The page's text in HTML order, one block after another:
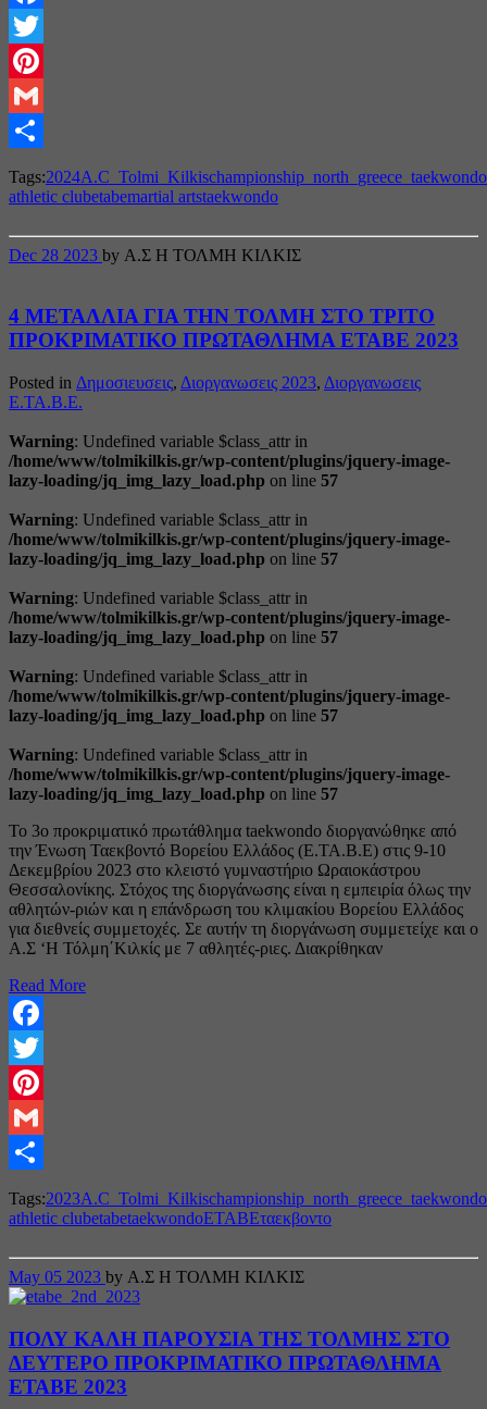
Facebook
Twitter
Pinterest
Gmail
Tags:2024A.C_Tolmi_Kilkischampionship_north_greece_taekwondo
athletic clubetabemartial artstaekwondo
Dec 28 2023 by Α.Σ Η ΤΟΛΜΗ ΚΙΛΚΙΣ
4 ΜΕΤΑΛΛΙΑ ΓΙΑ ΤΗΝ ΤΟΛΜΗ ΣΤΟ ΤΡΙΤΟ
ΠΡΟΚΡΙΜΑΤΙΚΟ ΠΡΩΤΑΘΛΗΜΑ ΕΤΑΒΕ 2023
Posted in Δημοσιευσεις, Διοργανωσεις 2023, Διοργανωσεις
Ε.ΤΑ.Β.Ε.
Warning: Undefined variable $class_attr in
/home/www/tolmikilkis.gr/wp-content/plugins/jquery-image-
lazy-loading/jq_img_lazy_load.php on line 57
Warning: Undefined variable $class_attr in
/home/www/tolmikilkis.gr/wp-content/plugins/jquery-image-
lazy-loading/jq_img_lazy_load.php on line 57
Warning: Undefined variable $class_attr in
/home/www/tolmikilkis.gr/wp-content/plugins/jquery-image-
lazy-loading/jq_img_lazy_load.php on line 57
Warning: Undefined variable $class_attr in
/home/www/tolmikilkis.gr/wp-content/plugins/jquery-image-
lazy-loading/jq_img_lazy_load.php on line 57
Warning: Undefined variable $class_attr in
/home/www/tolmikilkis.gr/wp-content/plugins/jquery-image-
lazy-loading/jq_img_lazy_load.php on line 57
Το 3ο προκριματικό πρωτάθλημα taekwondo διοργανώθηκε από
την Ένωση Ταεκβοντό Βορείου Ελλάδος (Ε.ΤΑ.Β.Ε) στις 9-10
Δεκεμβρίου 2023 στο κλειστό γυμναστήριο Ωραιοκάστρου
Θεσσαλονίκης. Στόχος της διοργάνωσης είναι η εμπειρία όλως την
αθλητών-ριών και η επάνδρωση του κλιμακίου Βορείου Ελλάδος
για διεθνείς συμμετοχές. Σε αυτήν τη διοργάνωση συμμετείχε και ο
Α.Σ ‘Η Τόλμη΄Κιλκίς με 7 αθλητές-ριες. Διακρίθηκαν
Read More
Facebook
Twitter
Pinterest
Gmail
Tags:2023A.C_Tolmi_Kilkischampionship_north_greece_taekwondo
athletic clubetabetaekwondoΕΤΑΒΕταεκβοντο
May 05 2023 by Α.Σ Η ΤΟΛΜΗ ΚΙΛΚΙΣ
ΠΟΛΥ ΚΑΛΗ ΠΑΡΟΥΣΙΑ ΤΗΣ ΤΟΛΜΗΣ ΣΤΟ
ΔΕΥΤΕΡΟ ΠΡΟΚΡΙΜΑΤΙΚΟ ΠΡΩΤΑΘΛΗΜΑ
ΕΤΑΒΕ 2023